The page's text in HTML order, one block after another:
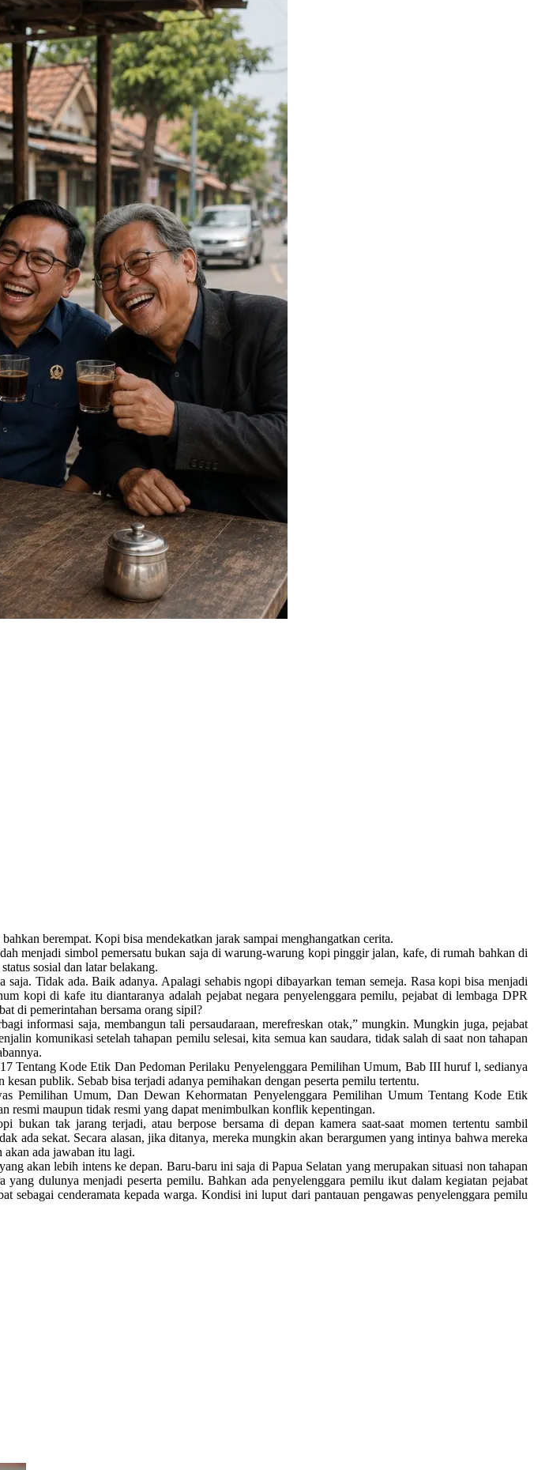
berempat. Kopi bisa mendekatkan jarak sampai menghangatkan cerita.
menjadi simbol pemersatu bukan saja di warung-warung kopi pinggir jalan, kafe, di rumah bahkan di
sosial dan latar belakang.
Tidak ada. Baik adanya. Apalagi sehabis ngopi dibayarkan teman semeja. Rasa kopi bisa menjadi
kopi di kafe itu diantaranya adalah pejabat negara penyelenggara pemilu, pejabat di lembaga DPR
di pemerintahan bersama orang sipil?
informasi saja, membangun tali persaudaraan, merefreskan otak,” mungkin. Mungkin juga, pejabat
komunikasi setelah tahapan pemilu selesai, kita semua kan saudara, tidak salah di saat non tahapan
Tentang Kode Etik Dan Pedoman Perilaku Penyelenggara Pemilihan Umum, Bab III huruf l, sedianya
publik. Sebab bisa terjadi adanya pemihakan dengan peserta pemilu tertentu.
Pemilihan Umum, Dan Dewan Kehormatan Penyelenggara Pemilihan Umum Tentang Kode Etik
resmi maupun tidak resmi yang dapat menimbulkan konflik kepentingan.
tak jarang terjadi, atau berpose bersama di depan kamera saat-saat momen tertentu sambil
ada sekat. Secara alasan, jika ditanya, mereka mungkin akan berargumen yang intinya bahwa mereka
akan ada jawaban itu lagi.
akan lebih intens ke depan. Baru-baru ini saja di Papua Selatan yang merupakan situasi non tahapan
dulunya menjadi peserta pemilu. Bahkan ada penyelenggara pemilu ikut dalam kegiatan pejabat
cenderamata kepada warga. Kondisi ini luput dari pantauan pengawas penyelenggara pemilu